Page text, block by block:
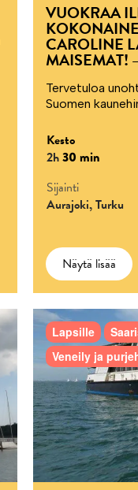
VUOKRAA
CAROLINE
MAISEMAT!
Tervetuloa
Suomen
Kesto
2h30 min
Sijainti
Aurajoki, Turku
Näytä lisää
Lapsille
Veneily ja